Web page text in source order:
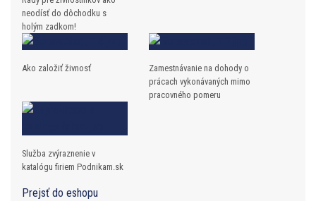
neodísť do dôchodku s
holým zadkom!
Ako založiť živnosť
Zamestnávanie na dohody o
prácach vykonávaných mimo
pracovného pomeru
Služba zvýraznenie v
katalógu firiem Podnikam.sk
Prejsť do eshopu